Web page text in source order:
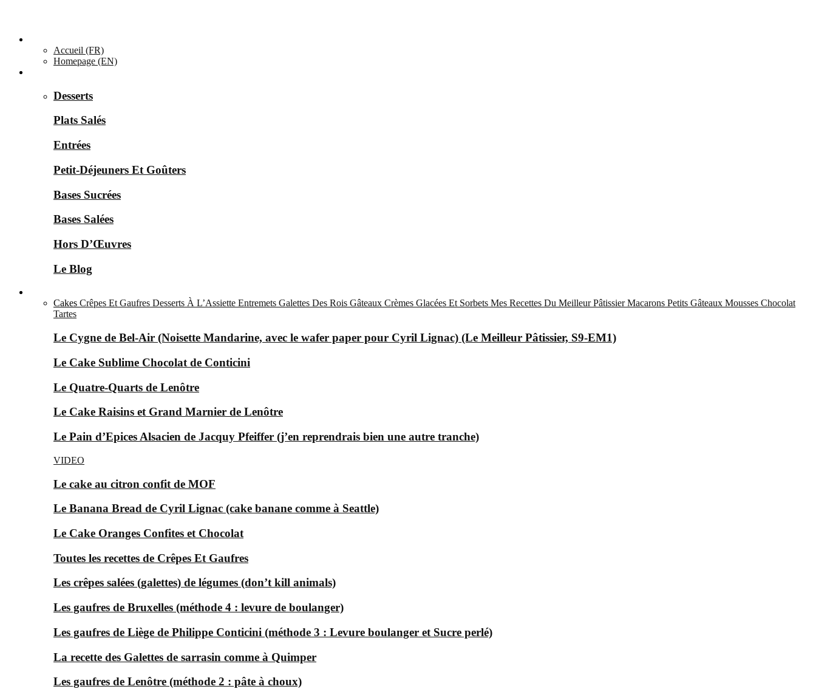
Accueil (FR)
Homepage (EN)
Desserts
Plats Salés
Entrées
Petit-Déjeuners Et Goûters
Bases Sucrées
Bases Salées
Hors D’Œuvres
Le Blog
Cakes Crêpes Et Gaufres Desserts À L’Assiette Entremets Galettes Des Rois Gâteaux Crèmes Glacées Et Sorbets Mes Recettes Du Meilleur Pâtissier Macarons Petits Gâteaux Mousses Chocolat
Tartes
Le Cygne de Bel-Air (Noisette Mandarine, avec le wafer paper pour Cyril Lignac) (Le Meilleur Pâtissier, S9-EM1)
Le Cake Sublime Chocolat de Conticini
Le Quatre-Quarts de Lenôtre
Le Cake Raisins et Grand Marnier de Lenôtre
Le Pain d’Epices Alsacien de Jacquy Pfeiffer (j’en reprendrais bien une autre tranche)
VIDEO
Le cake au citron confit de MOF
Le Banana Bread de Cyril Lignac (cake banane comme à Seattle)
Le Cake Oranges Confites et Chocolat
Toutes les recettes de Crêpes Et Gaufres
Les crêpes salées (galettes) de légumes (don’t kill animals)
Les gaufres de Bruxelles (méthode 4 : levure de boulanger)
Les gaufres de Liège de Philippe Conticini (méthode 3 : Levure boulanger et Sucre perlé)
La recette des Galettes de sarrasin comme à Quimper
Les gaufres de Lenôtre (méthode 2 : pâte à choux)